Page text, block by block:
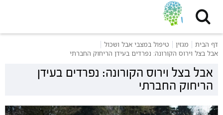
דף הבית מגזין
טיפול במצבי אבל ושכול
אבל בצל וירוס הקורונה: נפרדים בעידן הריחוק החברתי
אבל בצל וירוס הקורונה: נפרדים בעידן
הריחוק החברתי